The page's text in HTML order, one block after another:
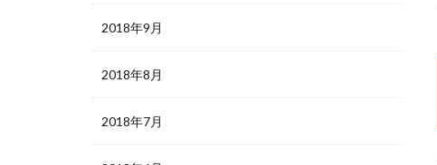
2018年9月
2018年8月
2018年7月